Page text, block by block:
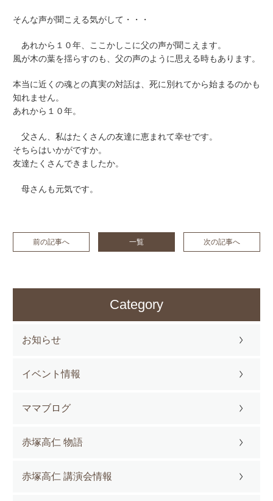
そんな声が聞こえる気がして・・・
あれから１０年、ここかしこに父の声が聞こえます。
風が木の葉を揺らすのも、父の声のように思える時もあります。
本当に近くの魂との真実の対話は、死に別れてから始まるのかも
知れません。
あれから１０年。
父さん、私はたくさんの友達に恵まれて幸せです。
そちらはいかがですか。
友達たくさんできましたか。
母さんも元気です。
前の記事へ 一覧 次の記事へ
Category
お知らせ
イベント情報
ママブログ
赤塚高仁 物語
赤塚高仁 講演会情報